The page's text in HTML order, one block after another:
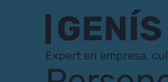
Expert en empresa,